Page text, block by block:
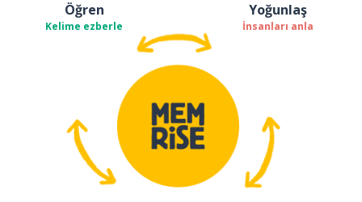
Öğren
Kelime ezberle
Yoğunlaş
İnsanları anla